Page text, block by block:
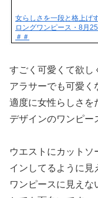
女らしさを一段と格上げ
ロングワンピース・8月
＃＃
すごく可愛くて欲し
アラサーでも可愛く
適度に女性らしさを
デザインのワンピー
ウエストにカットソ
インしてるように見
ワンピースに見えな